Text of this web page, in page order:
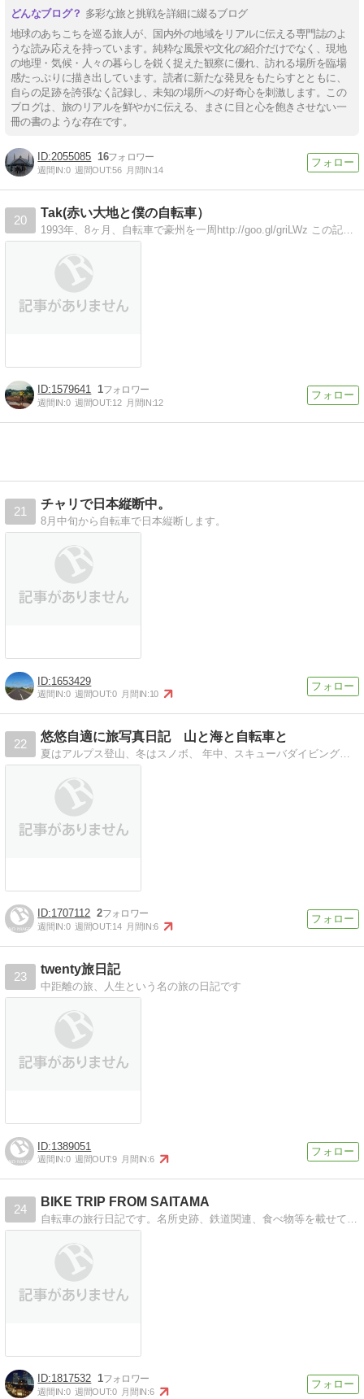
多彩な旅と挑戦を詳細に綴るブログ
地球のあちこちを巡る旅人が、国内外の地域をリアルに伝える専門誌のよ
うな読み応えを持っています。純粋な風景や文化の紹介だけでなく、現地
の地理・気候・人々の暮らしを鋭く捉えた観察に優れ、訪れる場所を臨場
感たっぷりに描き出しています。読者に新たな発見をもたらすとともに、
自らの足跡を誇張なく記録し、未知の場所への好奇心を刺激します。この
ブログは、旅のリアルを鮮やかに伝える、まさに目と心を飽きさせない一
冊の書のような存在です。
2055085 16
週間IN:0 週間OUT:56 月間IN:14
20
Tak(赤い大地と僕の自転車）
1993年、8ヶ月、自転車で豪州を一周http://goo.gl/griLWz この記事を読むとブログの内容がわかる
1579641 1
週間IN:0 週間OUT:12 月間IN:12
21
チャリで日本縦断中。
8月中旬から自転車で日本縦断します。
1653429
週間IN:0 週間OUT:0 月間IN:10
22
悠悠自適に旅写真日記 山と海と自転車と
夏はアルプス登山、冬はスノボ、 年中、スキューバダイビング、ボルダリング、自転車。 山の景色や、海の中の世界や生き物たちを撮るのが大好き。そんな日々の綴りを。
1707112 2
週間IN:0 週間OUT:14 月間IN:6
23
twenty旅日記
中距離の旅、人生という名の旅の日記です
1389051
週間IN:0 週間OUT:9 月間IN:6
24
BIKE TRIP FROM SAITAMA
自転車の旅行日記です。名所史跡、鉄道関連、食べ物等を載せてます。さいたまに住んでいるので、周辺の情報となります。
1817532 1
週間IN:0 週間OUT:0 月間IN:6